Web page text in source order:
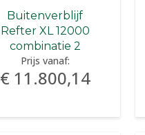
Buitenverblijf
Refter XL 12000
combinatie 2
Prijs vanaf:
€ 11.800,14